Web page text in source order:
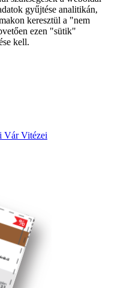
gyűjtése analitikán,
keresztül a "nem
ezen "sütik"
kell.
Vár Vitézei